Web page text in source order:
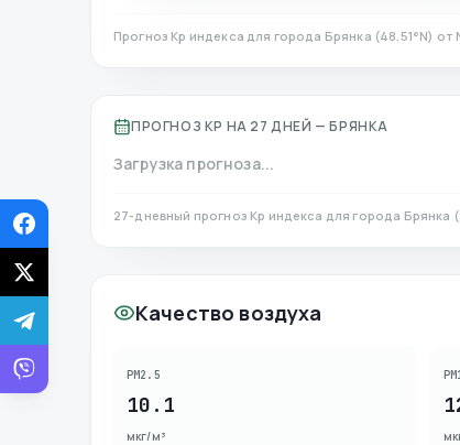
Прогноз Kp индекса для города Брянка (48.51°N) от
ПРОГНОЗ KP НА 27 ДНЕЙ — БРЯНКА
Загрузка прогноза...
27-дневный прогноз Kp индекса для города Брянка (
Качество воздуха
PM2.5
10.1
мкг/м³